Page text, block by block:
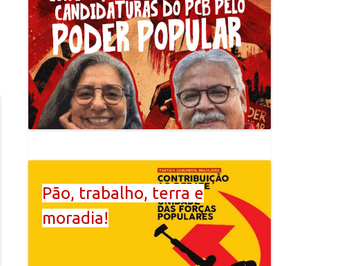
Pão, trabalho, terra e
moradia!